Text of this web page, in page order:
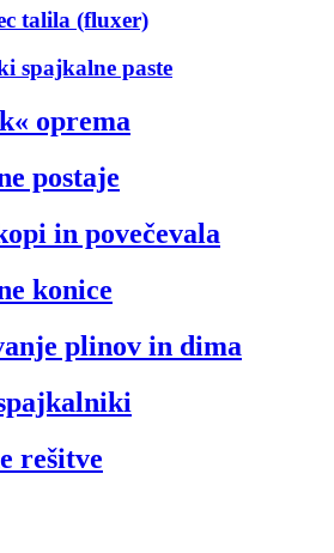
talila (fluxer)
spajkalne paste
oprema
postaje
in povečevala
konice
plinov in dima
rešitve